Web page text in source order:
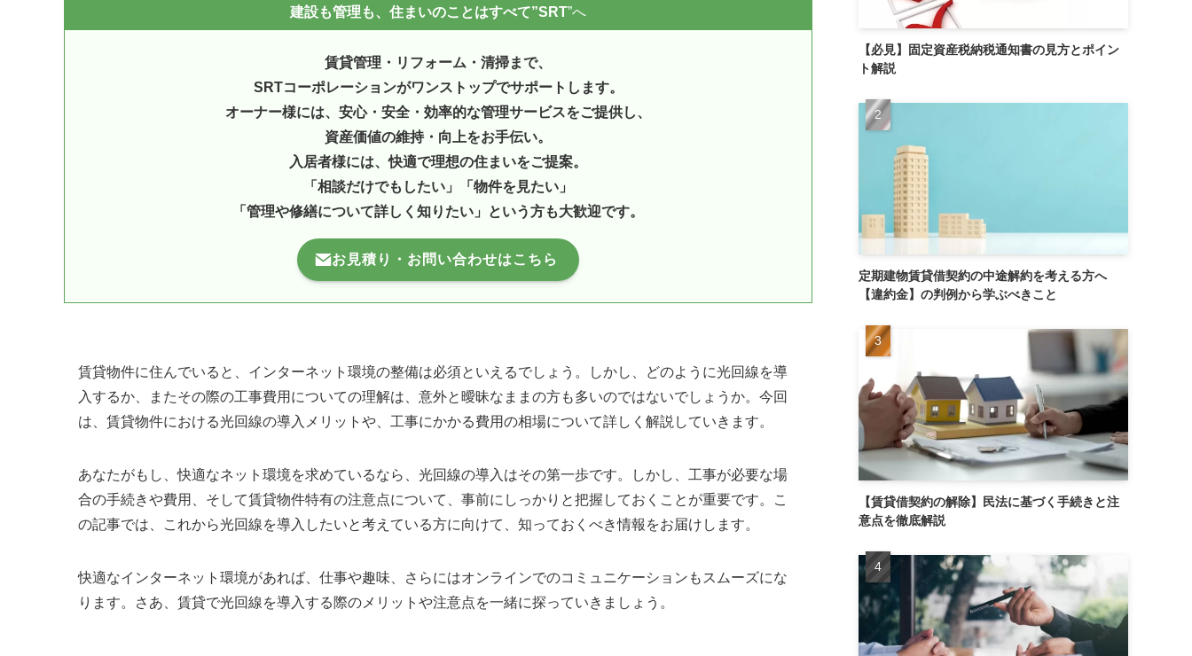
建設も管理も、住まいのことはすべて”SRT”へ
賃貸管理・リフォーム・清掃まで、
SRTコーポレーションがワンストップでサポートします。
オーナー様には、安心・安全・効率的な管理サービスをご提供し、
資産価値の維持・向上をお手伝い。
入居者様には、快適で理想の住まいをご提案。
「相談だけでもしたい」「物件を見たい」
「管理や修繕について詳しく知りたい」という方も大歓迎です。
お見積り・お問い合わせはこちら
賃貸物件に住んでいると、インターネット環境の整備は必須といえるでしょう。しかし、どのように光回線を導
入するか、またその際の工事費用についての理解は、意外と曖昧なままの方も多いのではないでしょうか。今回
は、賃貸物件における光回線の導入メリットや、工事にかかる費用の相場について詳しく解説していきます。
あなたがもし、快適なネット環境を求めているなら、光回線の導入はその第一歩です。しかし、工事が必要な場
合の手続きや費用、そして賃貸物件特有の注意点について、事前にしっかりと把握しておくことが重要です。こ
の記事では、これから光回線を導入したいと考えている方に向けて、知っておくべき情報をお届けします。
快適なインターネット環境があれば、仕事や趣味、さらにはオンラインでのコミュニケーションもスムーズにな
ります。さあ、賃貸で光回線を導入する際のメリットや注意点を一緒に探っていきましょう。
【必見】固定資産税納税通知書の見方とポイン
ト解説
定期建物賃貸借契約の中途解約を考える方へ
【違約金】の判例から学ぶべきこと
【賃貸借契約の解除】民法に基づく手続きと注
意点を徹底解説